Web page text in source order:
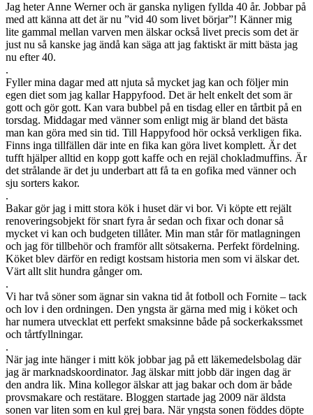
Jag heter Anne Werner och är ganska nyligen fyllda 40 år. Jobbar på
med att känna att det är nu ”vid 40 som livet börjar”! Känner mig
lite gammal mellan varven men älskar också livet precis som det är
just nu så kanske jag ändå kan säga att jag faktiskt är mitt bästa jag
nu efter 40.
.
Fyller mina dagar med att njuta så mycket jag kan och följer min
egen diet som jag kallar Happyfood. Det är helt enkelt det som är
gott och gör gott. Kan vara bubbel på en tisdag eller en tårtbit på en
torsdag. Middagar med vänner som enligt mig är bland det bästa
man kan göra med sin tid. Till Happyfood hör också verkligen fika.
Finns inga tillfällen där inte en fika kan göra livet komplett. Är det
tufft hjälper alltid en kopp gott kaffe och en rejäl chokladmuffins. Är
det strålande är det ju underbart att få ta en gofika med vänner och
sju sorters kakor.
.
Bakar gör jag i mitt stora kök i huset där vi bor. Vi köpte ett rejält
renoveringsobjekt för snart fyra år sedan och fixar och donar så
mycket vi kan och budgeten tillåter. Min man står för matlagningen
och jag för tillbehör och framför allt sötsakerna. Perfekt fördelning.
Köket blev därför en redigt kostsam historia men som vi älskar det.
Värt allt slit hundra gånger om.
.
Vi har två söner som ägnar sin vakna tid åt fotboll och Fornite – tack
och lov i den ordningen. Den yngsta är gärna med mig i köket och
har numera utvecklat ett perfekt smaksinne både på sockerkakssmet
och tårtfyllningar.
.
När jag inte hänger i mitt kök jobbar jag på ett läkemedelsbolag där
jag är marknadskoordinator. Jag älskar mitt jobb där ingen dag är
den andra lik. Mina kollegor älskar att jag bakar och dom är både
provsmakare och restätare. Bloggen startade jag 2009 när äldsta
sonen var liten som en kul grej bara. När yngsta sonen föddes döpte